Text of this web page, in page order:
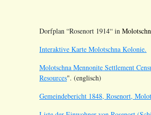
Dorfplan “Rosenort 1914“ in
Interaktive Karte Molotschna Kolonie.
Molotschna Mennonite Settlement
Resources". (englisch)
Gemeindebericht 1848, Rosenort,